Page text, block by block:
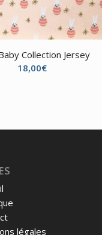
Collection Jersey
18,00€
légales